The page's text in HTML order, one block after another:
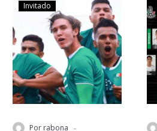
Invitado
Por rabona -